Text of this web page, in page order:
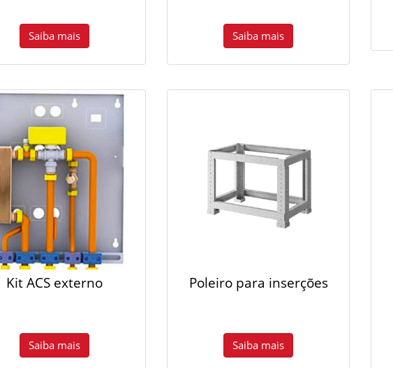
Saiba mais Saiba mais
Kit ACS externo
Saiba mais
Poleiro para inserções
Saiba mais